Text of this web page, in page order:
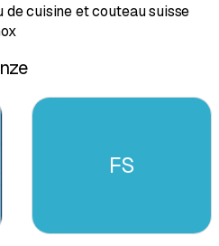
de cuisine et couteau suisse
FS